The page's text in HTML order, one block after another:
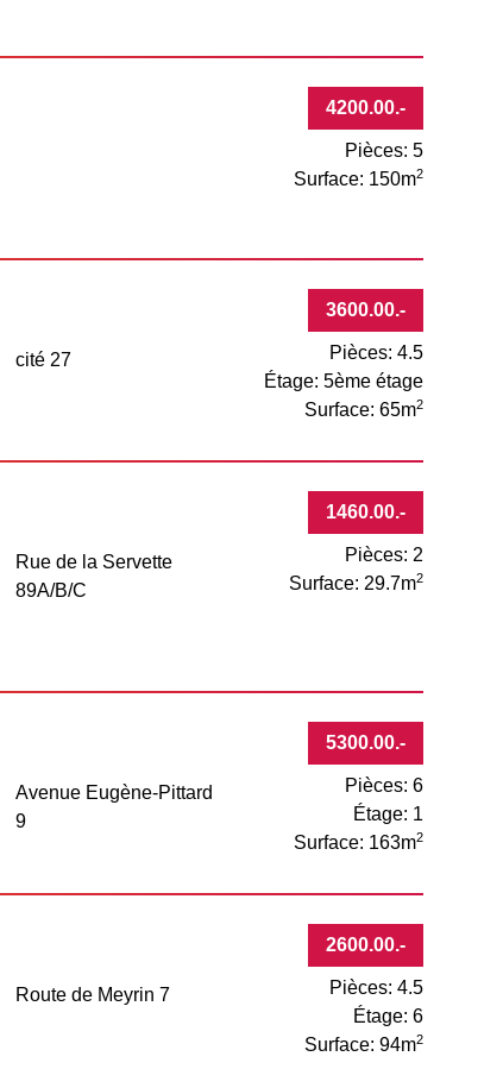
4200.00.-
Pièces: 5
Surface: 150m2
3600.00.-
cité 27
Pièces: 4.5
Étage: 5ème étage
Surface: 65m2
1460.00.-
Rue de la Servette
89A/B/C
Pièces: 2
Surface: 29.7m2
5300.00.-
Avenue Eugène-Pittard
9
Pièces: 6
Étage: 1
Surface: 163m2
2600.00.-
Route de Meyrin 7
Pièces: 4.5
Étage: 6
Surface: 94m2